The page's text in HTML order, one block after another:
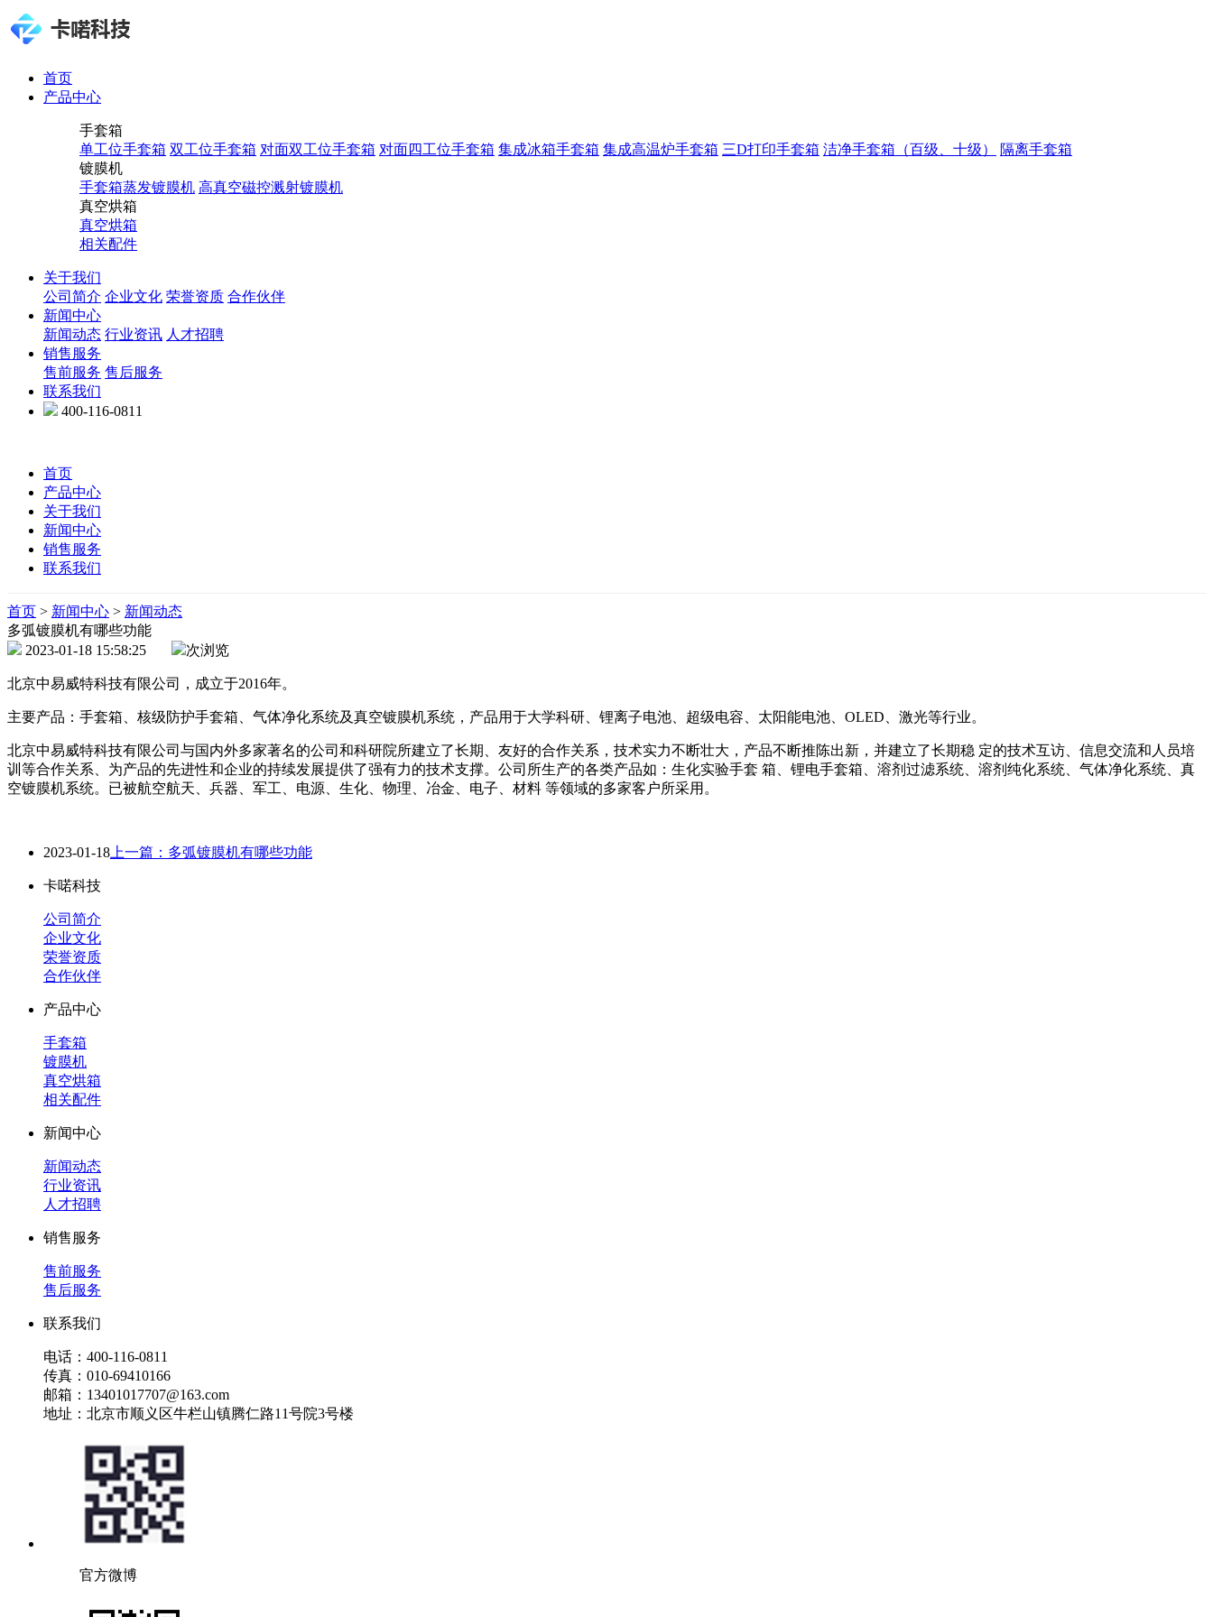
首页
产品中心
手套箱
单工位手套箱 双工位手套箱 对面双工位手套箱 对面四工位手套箱 集成冰箱手套箱 集成高温炉手套箱 三D打印手套箱 洁净手套箱（百级、十级）
隔离手套箱
镀膜机
手套箱蒸发镀膜机 高真空磁控溅射镀膜机
真空烘箱
真空烘箱
相关配件
关于我们
公司简介 企业文化 荣誉资质 合作伙伴
新闻中心
新闻动态 行业资讯 人才招聘
销售服务
售前服务 售后服务
联系我们
400-116-0811
首页
产品中心
关于我们
新闻中心
销售服务
联系我们
首页 > 新闻中心 > 新闻动态
多弧镀膜机有哪些功能
2023-01-18 15:58:25
次浏览
北京中易威特科技有限公司，成立于2016年。
主要产品：手套箱、核级防护手套箱、气体净化系统及真空镀膜机系统，产品用于大学科研、锂离子电池、超级电容、太阳能电池、OLED、激光等行业。
北京中易威特科技有限公司与国内外多家著名的公司和科研院所建立了长期、友好的合作关系，技术实力不断壮大，产品不断推陈出新，并建立了长期稳 定的技术互访、信息交流和人员培
训等合作关系、为产品的先进性和企业的持续发展提供了强有力的技术支撑。公司所生产的各类产品如：生化实验手套 箱、锂电手套箱、溶剂过滤系统、溶剂纯化系统、气体净化系统、真
空镀膜机系统。已被航空航天、兵器、军工、电源、生化、物理、冶金、电子、材料 等领域的多家客户所采用。
2023-01-18 上一篇：多弧镀膜机有哪些功能
卡喏科技
公司简介
企业文化
荣誉资质
合作伙伴
产品中心
手套箱
镀膜机
真空烘箱
相关配件
新闻中心
新闻动态
行业资讯
人才招聘
销售服务
售前服务
售后服务
联系我们
电话：400-116-0811
传真：010-69410166
邮箱：13401017707@163.com
地址：北京市顺义区牛栏山镇腾仁路11号院3号楼
官方微博